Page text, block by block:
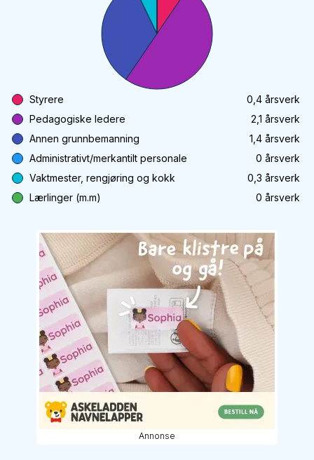
Styrere 0,4 årsverk
Pedagogiske ledere
2,1 årsverk
Annen grunnbemanning
1,4 årsverk
Administrativt/merkantilt personale
0 årsverk
Vaktmester, rengjøring og kokk
0,3 årsverk
Lærlinger (m.m)
0 årsverk
Annonse